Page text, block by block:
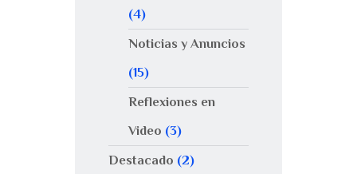
(4)
Noticias y Anuncios
(15)
Reflexiones en
Video (3)
Destacado (2)